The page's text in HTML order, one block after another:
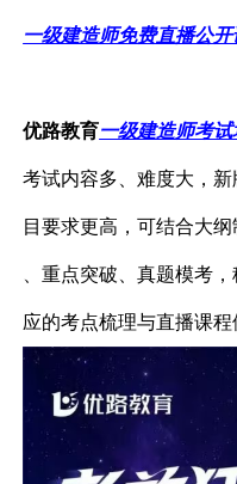
一级建造师免费直播公开
优路教育一级建造师考试
考试内容多、难度大，
目要求更高，可结合大
、重点突破、真题模考
应的考点梳理与直播课程